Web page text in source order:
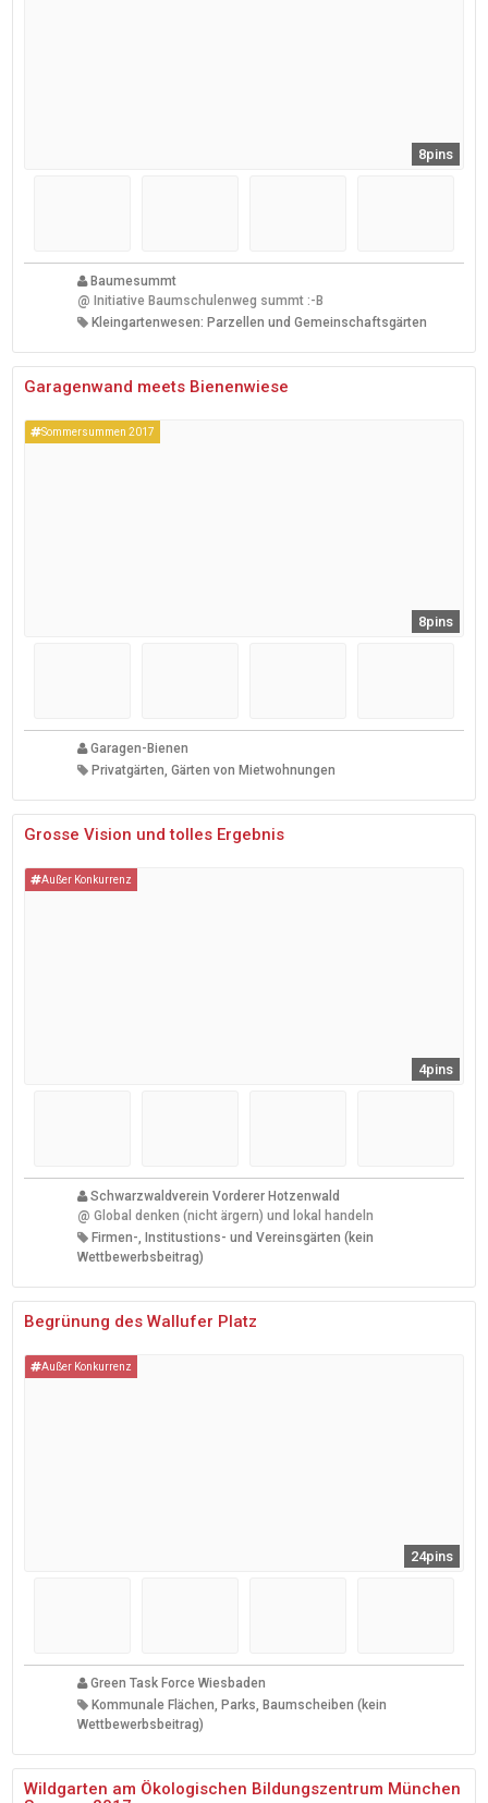
8pins
Baumesummt
@ Initiative Baumschulenweg summt :-B
Kleingartenwesen: Parzellen und Gemeinschaftsgärten
Garagenwand meets Bienenwiese
Sommersummen 2017
8pins
Garagen-Bienen
Privatgärten, Gärten von Mietwohnungen
Grosse Vision und tolles Ergebnis
Außer Konkurrenz
4pins
Schwarzwaldverein Vorderer Hotzenwald
@ Global denken (nicht ärgern) und lokal handeln
Firmen-, Institustions- und Vereinsgärten (kein
Wettbewerbsbeitrag)
Begrünung des Wallufer Platz
Außer Konkurrenz
24pins
Green Task Force Wiesbaden
Kommunale Flächen, Parks, Baumscheiben (kein
Wettbewerbsbeitrag)
Wildgarten am Ökologischen Bildungszentrum München